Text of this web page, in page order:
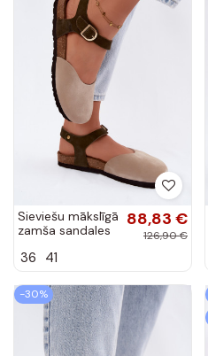
Sieviešu mākslīgā
zamša sandales
purngalu smilšu
88,83 €
126,90 €
36 41
-30%